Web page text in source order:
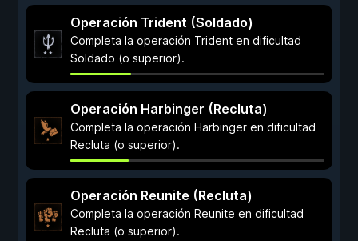
Operación Trident (Soldado)
Completa la operación Trident en dificultad
Soldado (o superior).
Operación Harbinger (Recluta)
Completa la operación Harbinger en dificultad
Recluta (o superior).
Operación Reunite (Recluta)
Completa la operación Reunite en dificultad
Recluta (o superior).